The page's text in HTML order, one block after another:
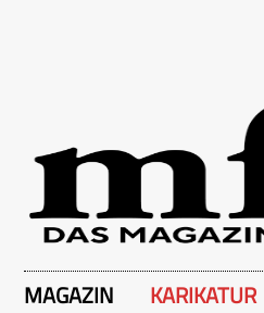
MAGAZIN KARIKATUR